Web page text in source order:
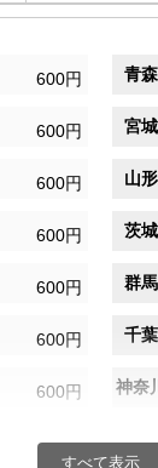
600円 青
600円 宮
600円 山
600円 茨
600円 群
600円 千
600円 神奈
600円 富山
すべて表示